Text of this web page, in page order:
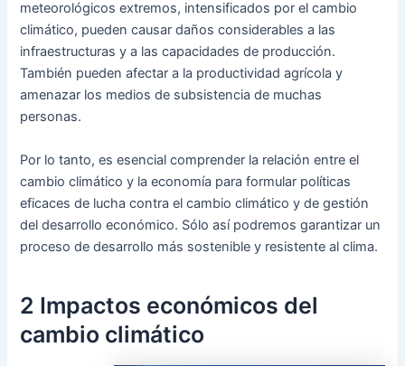
meteorológicos extremos, intensificados por el cambio
climático, pueden causar daños considerables a las
infraestructuras y a las capacidades de producción.
También pueden afectar a la productividad agrícola y
amenazar los medios de subsistencia de muchas
personas.
Por lo tanto, es esencial comprender la relación entre el
cambio climático y la economía para formular políticas
eficaces de lucha contra el cambio climático y de gestión
del desarrollo económico. Sólo así podremos garantizar un
proceso de desarrollo más sostenible y resistente al clima.
2 Impactos económicos del
cambio climático